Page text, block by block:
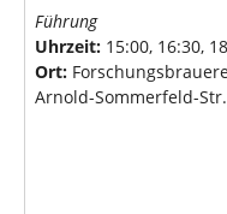
Führung
Uhrzeit: 15:00, 16:30,
Ort:
Arnold-Sommerfeld-